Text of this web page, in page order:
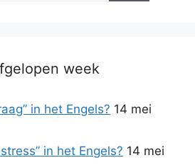
week
in het Engels? 14 mei
in het Engels? 14 mei